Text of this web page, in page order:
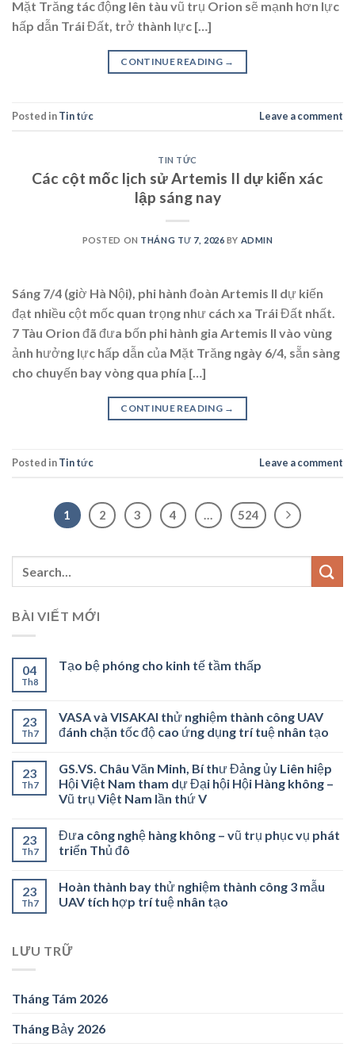
Mặt Trăng tác động lên tàu vũ trụ Orion sẽ mạnh hơn lực
hấp dẫn Trái Đất, trở thành lực […]
CONTINUE READING →
Posted inTin tức Leave a comment
TIN TỨC
Các cột mốc lịch sử Artemis II dự kiến xác
lập sáng nay
POSTED ON THÁNG TƯ 7, 2026 BY ADMIN
Sáng 7/4 (giờ Hà Nội), phi hành đoàn Artemis II dự kiến
đạt nhiều cột mốc quan trọng như cách xa Trái Đất nhất.
7 Tàu Orion đã đưa bốn phi hành gia Artemis II vào vùng
ảnh hưởng lực hấp dẫn của Mặt Trăng ngày 6/4, sẵn sàng
cho chuyến bay vòng qua phía […]
CONTINUE READING →
Posted inTin tức Leave a comment
1 2 3 4 524
BÀI VIẾT MỚI
04
Th8
Tạo bệ phóng cho kinh tế tầm thấp
23
Th7
VASA và VISAKAI thử nghiệm thành công UAV
đánh chặn tốc độ cao ứng dụng trí tuệ nhân tạo
23
Th7
GS.VS. Châu Văn Minh, Bí thư Đảng ủy Liên hiệp
Hội Việt Nam tham dự Đại hội Hội Hàng không –
Vũ trụ Việt Nam lần thứ V
23
Th7
Đưa công nghệ hàng không – vũ trụ phục vụ phát
triển Thủ đô
23
Th7
Hoàn thành bay thử nghiệm thành công 3 mẫu
UAV tích hợp trí tuệ nhân tạo
LƯU TRỮ
Tháng Tám 2026
Tháng Bảy 2026